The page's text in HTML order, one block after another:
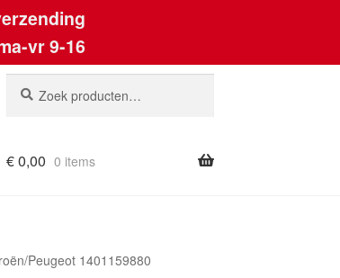
vr 9-16
naar:
€0,00 0 items
Peugeot 1401159880